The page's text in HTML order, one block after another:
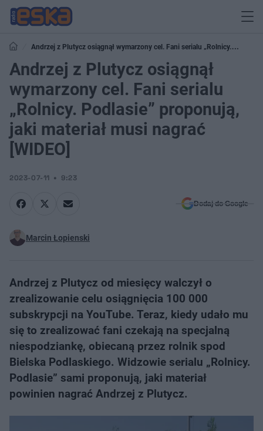
Andrzej z Plutycz osiągnął wymarzony cel. Fani serialu „Rolnicy.
Podlasie” proponują, jaki materiał musi nagrać [WIDEO]
Andrzej z Plutycz osiągnął
wymarzony cel. Fani serialu
„Rolnicy. Podlasie” proponują,
jaki materiał musi nagrać
[WIDEO]
2023-07-11 9:23
Dodaj do Google
Marcin Łopienski
Andrzej z Plutycz od miesięcy walczył o
zrealizowanie celu osiągnięcia 100 000
subskrypcji na YouTube. Teraz, kiedy udało mu
się to zrealizować fani czekają na specjalną
niespodziankę, obiecaną przez rolnik spod
Bielska Podlaskiego. Widzowie serialu „Rolnicy.
Podlasie” sami proponują, jaki materiał
powinien nagrać Andrzej z Plutycz.